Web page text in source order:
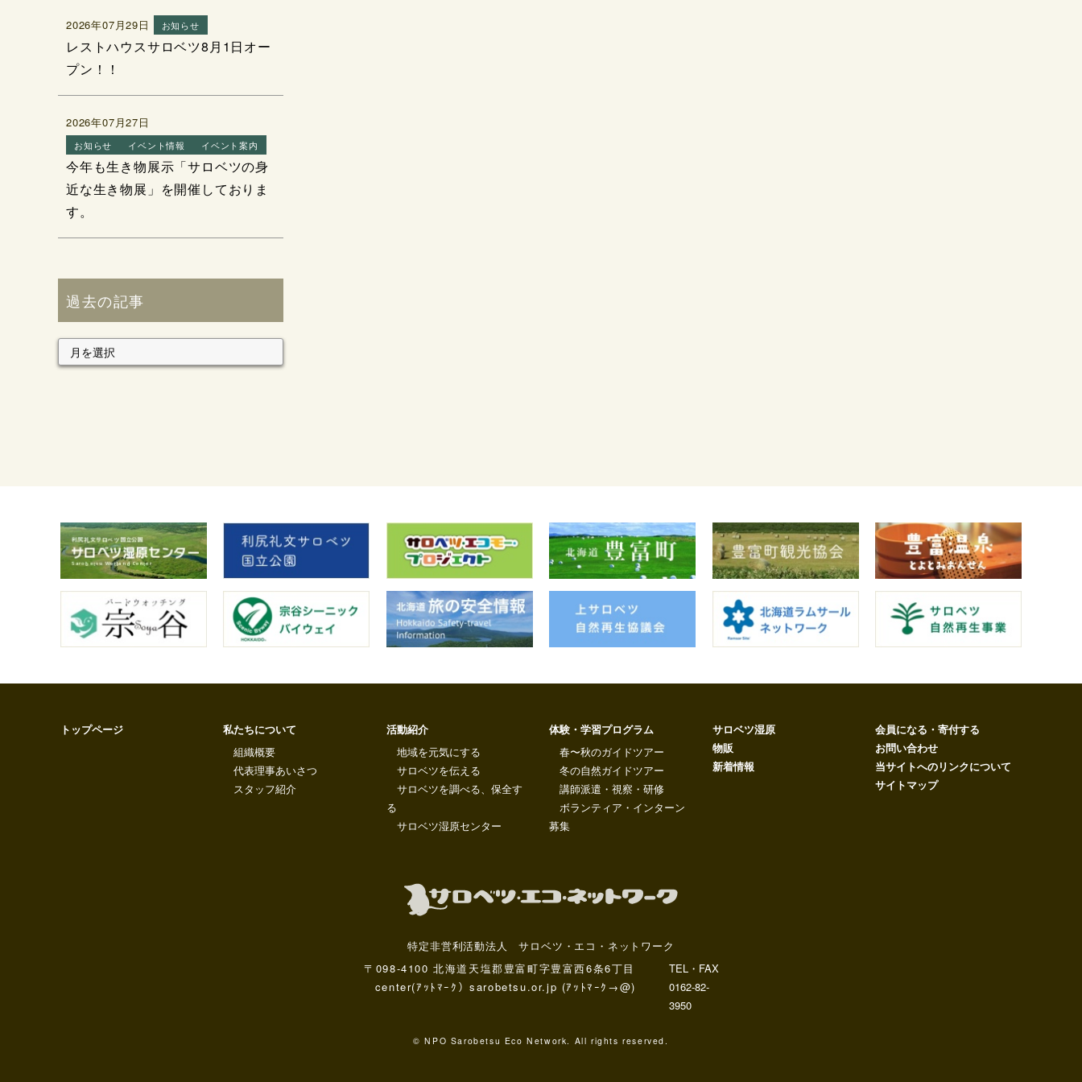
2026年07月29日 お知らせ
レストハウスサロベツ8月1日オー
プン！！
2026年07月27日
お知らせ イベント情報 イベント案内
今年も生き物展示「サロベツの身
近な生き物展」を開催しておりま
す。
過去の記事
トップページ
私たちについて
組織概要
代表理事あいさつ
スタッフ紹介
活動紹介
地域を元気にする
サロベツを伝える
サロベツを調べる、保全す
る
サロベツ湿原センター
体験・学習プログラム
春〜秋のガイドツアー
冬の自然ガイドツアー
講師派遣・視察・研修
ボランティア・インターン
募集
サロベツ湿原
物販
新着情報
会員になる・寄付する
お問い合わせ
当サイトへのリンクについて
サイトマップ
特定非営利活動法人 サロベツ・エコ・ネットワーク
〒098-4100 北海道天塩郡豊富町字豊富西6条6丁目
center(ｱｯﾄﾏｰｸ）sarobetsu.or.jp (ｱｯﾄﾏｰｸ→@)
TEL・FAX
0162-82-
3950
© NPO Sarobetsu Eco Network. All rights reserved.